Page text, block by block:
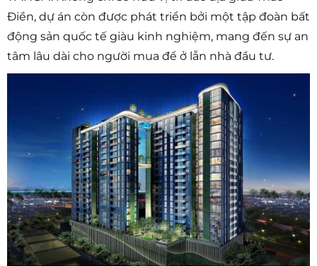
Điền, dự án còn được phát triển bởi một tập đoàn bất
động sản quốc tế giàu kinh nghiệm, mang đến sự an
tâm lâu dài cho người mua để ở lẫn nhà đầu tư.